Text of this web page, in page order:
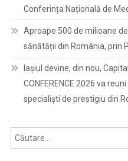
Conferința Națională de
Aproape 500 de milioane
sănătății din România, prin
Iașiul devine, din nou,
CONFERENCE 2026 va
specialiști de prestigiu din